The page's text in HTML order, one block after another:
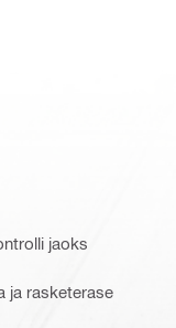
jaoks
ja rasketerase